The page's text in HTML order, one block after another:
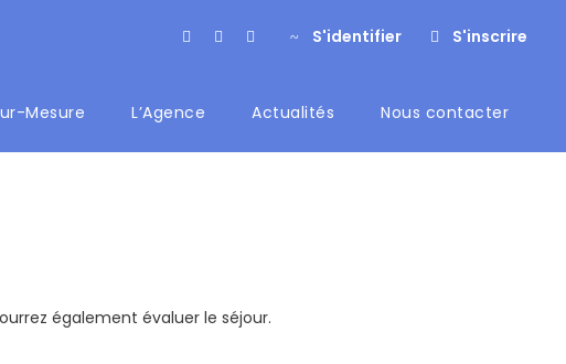
S'identifier S'inscrire
Mesure L’Agence Actualités Nous contacter
également évaluer le séjour.